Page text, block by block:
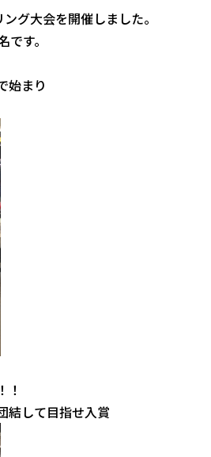
グ大会を開催しました。
す。
始まり
！
結して目指せ入賞